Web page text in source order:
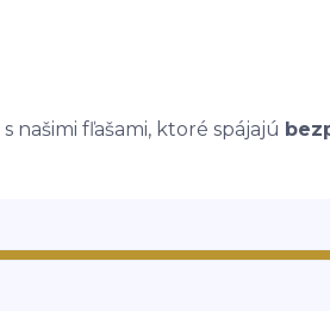
s našimi fľašami, ktoré spájajú